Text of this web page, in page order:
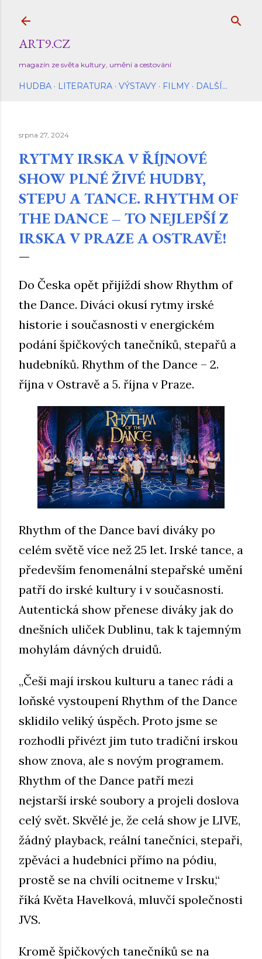
ART9.CZ
magazín ze světa kultury, umění a cestování
HUDBA LITERATURA VÝSTAVY FILMY DALŠÍ…
srpna 27, 2024
RYTMY IRSKA V ŘÍJNOVÉ
SHOW PLNÉ ŽIVÉ HUDBY,
STEPU A TANCE. RHYTHM OF
THE DANCE – TO NEJLEPŠÍ Z
IRSKA V PRAZE A OSTRAVĚ!
Do Česka opět přijíždí show Rhythm of
the Dance. Diváci okusí rytmy irské
historie i současnosti v energickém
podání špičkových tanečníků, stepařů a
hudebníků. Rhythm of the Dance – 2.
října v Ostravě a 5. října v Praze.
Rhythm of the Dance baví diváky po
celém světě více než 25 let. Irské tance, a
především fenomenální stepařské umění
patří do irské kultury i v současnosti.
Autentická show přenese diváky jak do
dnešních uliček Dublinu, tak k tajemným
mohylám dávných druidů.
„Češi mají irskou kulturu a tanec rádi a
loňské vystoupení Rhythm of the Dance
sklidilo veliký úspěch. Proto jsme se
rozhodli přivézt jim tuto tradiční irskou
show znova, ale s novým programem.
Rhythm of the Dance patří mezi
nejstarší irské soubory a projeli doslova
celý svět. Skvělé je, že celá show je LIVE,
žádný playback, reální tanečníci, stepaři,
zpěváci a hudebníci přímo na pódiu,
prostě se na chvíli ocitneme v Irsku,“
říká Květa Havelková, mluvčí společnosti
JVS.
Kromě špičkových tanečníků se na